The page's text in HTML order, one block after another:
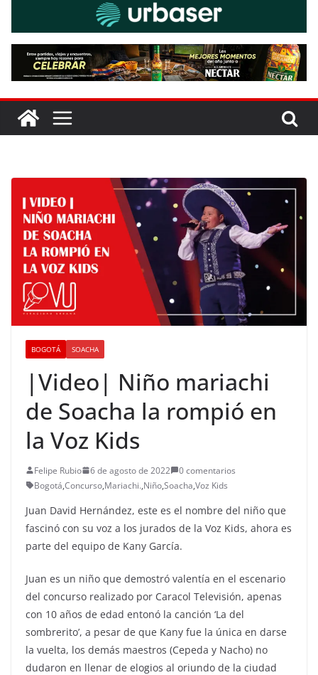
BOGOTÁ SOACHA
|Video| Niño mariachi
de Soacha la rompió en
la Voz Kids
Felipe Rubio 6 de agosto de 2022
0 comentarios
Bogotá,Concurso,Mariachi.,Niño,Soacha,Voz Kids
Juan David Hernández, este es el nombre del niño que
fascinó con su voz a los jurados de la Voz Kids, ahora es
parte del equipo de Kany García.
Juan es un niño que demostró valentía en el escenario
del concurso realizado por Caracol Televisión, apenas
con 10 años de edad entonó la canción ‘La del
sombrerito’, a pesar de que Kany fue la única en darse
la vuelta, los demás maestros (Cepeda y Nacho) no
dudaron en llenar de elogios al oriundo de la ciudad